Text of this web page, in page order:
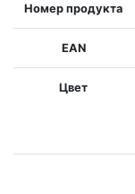
Номер продукта
EAN
Цвет